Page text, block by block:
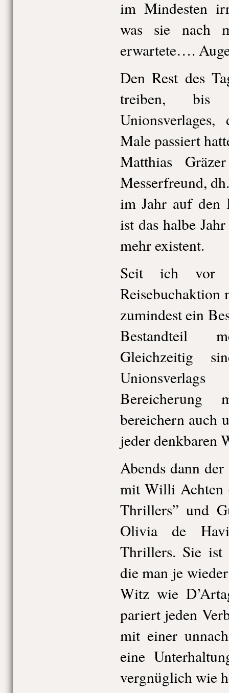
im Mindesten
was sie nach
erwartete….
Den Rest des
treiben,
Male passiert
Matthias
Messerfreund,
im Jahr auf den
ist das halbe
mehr existent.
Seit ich vor
Reisebuchaktion
zumindest ein
Bestandteil
Gleichzeitig
Bereicherung
bereichern auch
jeder denkbaren
Abends dann
mit Willi Achten
Thrillers” und
Olivia de
Thrillers. Sie ist
die man je
Witz wie
pariert jeden
mit einer
eine
vergnüglich wie